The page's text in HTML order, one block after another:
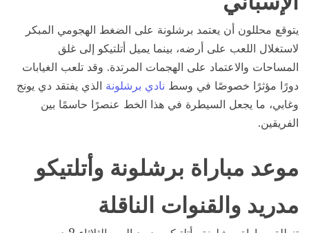
يتوقع محللون أن يعتمد برشلونة على الضغط الهجومي المبكر
لاستغلال اللعب على أرضه، بينما يميل أتلتيكو إلى غلق
المساحات والاعتماد على الهجمات المرتدة. وقد تلعب الغيابات
دورًا مؤثرًا خصوصًا في وسط نادي برشلونة الذي يفتقد دي يونج
وغابي، ما يجعل السيطرة في هذا الخط عنصرًا حاسمًا بين
الفريقين.
موعد مباراة برشلونة وأتلتيكو
مدريد والقنوات الناقلة